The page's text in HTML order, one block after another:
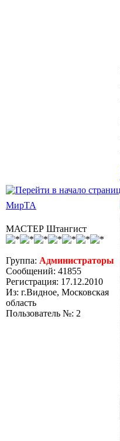
МирТА
МАСТЕР Штангист
Группа: Администраторы
Сообщений: 41855
Регистрация: 17.12.2010
Из: г.Видное, Московская
область
Пользователь №: 2